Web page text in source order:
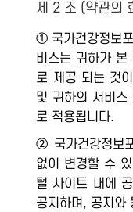
제 2 조 (약관의
① 국가건강정보
비스는 귀하가 본
로 제공 되는 것
및 귀하의 서비스
로 적용됩니다.
② 국가건강정보
없이 변경할 수
털 사이트 내에
공지하며, 공지와